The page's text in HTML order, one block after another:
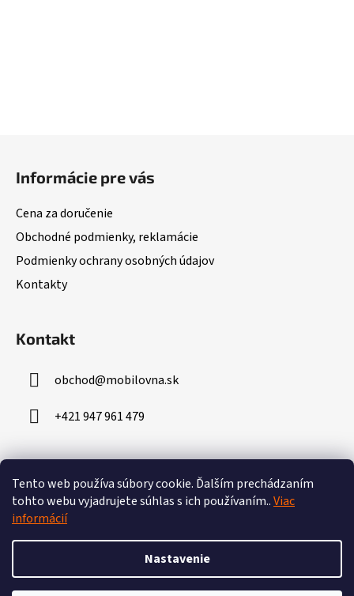
Tento web používa súbory cookie. Ďalším prechádzaním
tohto webu vyjadrujete súhlas s ich používaním..Viac
informácií
Nastavenie
Informácie pre vás
Cena za doručenie
Obchodné podmienky, reklamácie
Podmienky ochrany osobných údajov
Kontakty
Kontakt
obchod@mobilovna.sk
+421 947 961 479
Prijímame online platby